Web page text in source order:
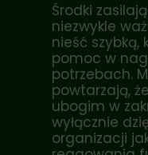
Środki
niezwykle
nieść szybką,
pomoc w
potrzebach.
powtarzają,
ubogim w
wyłącznie
organizacji